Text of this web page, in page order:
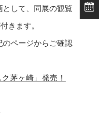
して、同展の観覧
きます。
ページからご確認
茅ヶ崎」発売！